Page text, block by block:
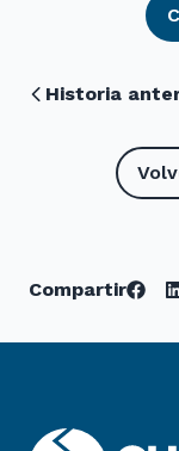
Historia
Compartir